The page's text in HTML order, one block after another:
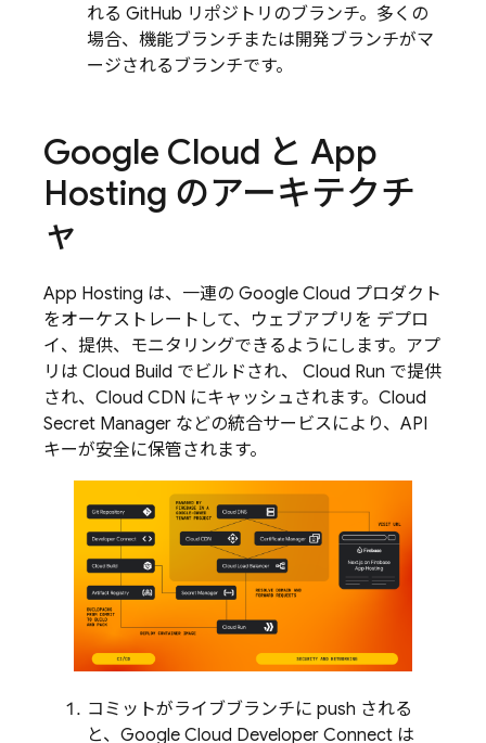
れる GitHub リポジトリのブランチ。多くの
場合、機能ブランチまたは開発ブランチがマ
ージされるブランチです。
Google Cloud と App
Hosting のアーキテクチ
ャ
App Hosting は、一連の Google Cloud プロダクト
をオーケストレートして、ウェブアプリを デプロ
イ、提供、モニタリングできるようにします。アプ
リは Cloud Build でビルドされ、 Cloud Run で提供
され、Cloud CDN にキャッシュされます。Cloud
Secret Manager などの統合サービスにより、API
キーが安全に保管されます。
コミットがライブブランチに push される
と、Google Cloud Developer Connect は